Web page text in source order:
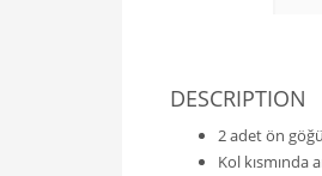
DESCRIPTION
2 adet ön
Kol kısmında